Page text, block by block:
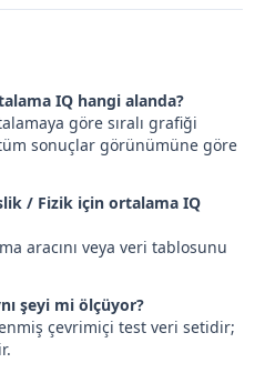
IQ hangi alanda?
göre sıralı grafiği
sonuçlar görünümüne göre
/ Fizik için ortalama IQ
aracını veya veri tablosunu
şeyi mi ölçüyor?
çevrimiçi test veri setidir;